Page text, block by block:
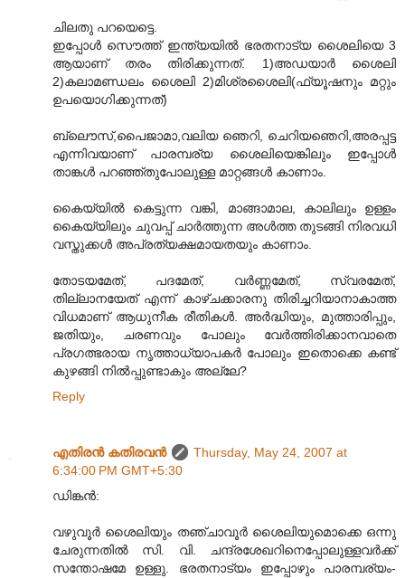
ചിലതു പറയെട്ടെ.
ഇപ്പോള്‍ സൌത്ത് ഇന്ത്യയില്‍ ഭരതനാട്യ ശൈലിയെ 3
ആയാണ് തരം തിരിക്കുന്നത്. 1)അഡയാര്‍ ശൈലി
2)കലാമണ്ഡലം ശൈലി 2)മിശ്രശൈലി(ഫ്യൂഷനും മറ്റും
ഉപയൊഗിക്കുന്നത്)
ബ്ലൌസ്,പൈജാമാ,വലിയ ഞെറി, ചെറിയഞെറി,അരപ്പട്ട
എന്നിവയാണ് പാരമ്പര്യ ശൈലിയെങ്കിലും ഇപ്പോള്‍
താങ്കള്‍ പറഞ്ഞ്തുപോലുള്ള മാറ്റങ്ങള്‍ കാണാം.
കൈയ്യില്‍ കെട്ടുന്ന വങ്കി, മാങ്ങാമാല, കാലിലും ഉള്ളം
കൈയ്യിലും ചുവപ്പ് ചാര്‍ത്തുന്ന അള്‍ത്ത തുടങ്ങി നിരവധി
വസ്തുക്കള്‍ അപ്രത്യക്ഷമായതയും കാണാം.
തോടയമേത്, പദമേത്, വര്‍ണ്ണമേത്, സ്വരമേത്,
തില്ലാനയേത് എന്ന് കാഴ്ചക്കാരനു തിരിച്ചറിയാനാകാത്ത
വിധമാണ് ആധുനീക രീതികള്‍. അര്‍ദ്ധിയും, മുത്താരിപ്പും,
ജതിയും, ചരണവും പോലും വേര്‍ത്തിരിക്കാനവാതെ
പ്രഗത്ഭരായ നൃത്താധ്യാപകര്‍ പോലും ഇതൊക്കെ കണ്ട്
കുഴങ്ങി നില്‍പ്പുണ്ടാകും അല്ലേ?
Reply
എതിരന്‍ കതിരവന്‍
Thursday, May 24, 2007 at
6:34:00 PM GMT+5:30
ഡിങ്കന്‍:
വഴുവൂര്‍ ശൈലിയും തഞ്ചാവൂര്‍ ശൈലിയുമൊക്കെ ഒന്നു
ചേരുന്നതില്‍ സി. വി. ചന്ദ്രശേഖറിനെപ്പോലുള്ളവര്‍ക്ക്
സന്തോഷമേ ഉള്ളു. ഭരതനാട്യം ഇപ്പോഴും പാരമ്പര്യം-